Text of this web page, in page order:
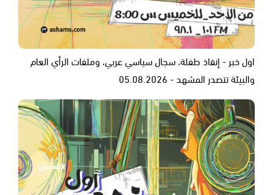
اول خبر - إنقاذ طفلة، سجال سياسي عربي، وملفات الرأي العام
والبيئة تتصدر المشهد - 05.08.2026